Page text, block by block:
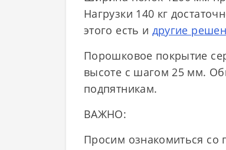
Нагрузки 140 кг
этого есть и другие
Порошковое покрытие
высоте с шагом 25 мм.
подпятникам.
ВАЖНО:
Просим ознакомиться со